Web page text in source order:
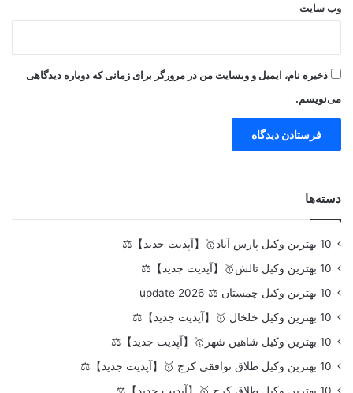
وب‌ سایت
ذخیره نام، ایمیل و وبسایت من در مرورگر برای زمانی که دوباره دیدگاهی
می‌نویسم.
دسته‌ها
10 بهترین وکیل پارس آباد🥇【آپدیت جدید】⚖️
10 بهترین وکیل تالش🥇【آپدیت جدید】⚖️
10 بهترین وکیل چمستان ⚖️ update 2026
10 بهترین وکیل خلخال 🥇【آپدیت جدید】⚖️
10 بهترین وکیل شاهین شهر🥇【آپدیت جدید】⚖️
10 بهترین وکیل طلاق توافقی کرج 🥇【آپدیت جدید】⚖️